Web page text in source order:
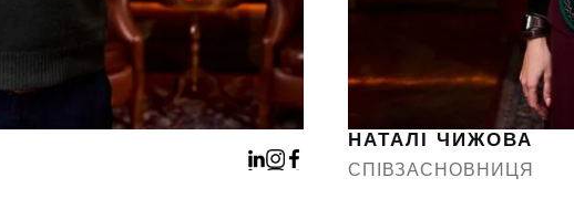
НАТАЛІ ЧИЖОВА
СПІВЗАСНОВНИЦЯ